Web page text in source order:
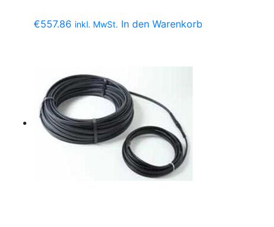
€557.86 inkl. MwSt. In den Warenkorb